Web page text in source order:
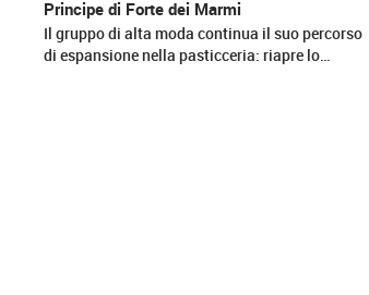
Principe di Forte dei Marmi
Il gruppo di alta moda continua il suo percorso
di espansione nella pasticceria: riapre lo…